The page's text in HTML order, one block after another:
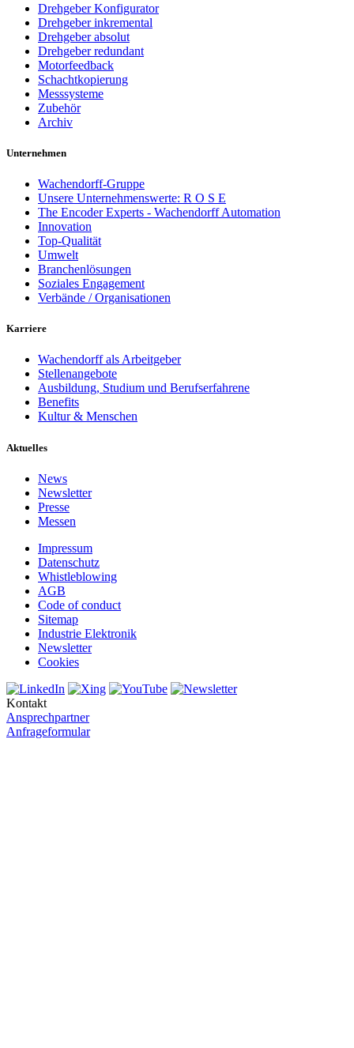
Drehgeber Konfigurator
Drehgeber inkremental
Drehgeber absolut
Drehgeber redundant
Motorfeedback
Schachtkopierung
Messsysteme
Zubehör
Archiv
Unternehmen
Wachendorff-Gruppe
Unsere Unternehmenswerte: R O S E
The Encoder Experts - Wachendorff Automation
Innovation
Top-Qualität
Umwelt
Branchenlösungen
Soziales Engagement
Verbände / Organisationen
Karriere
Wachendorff als Arbeitgeber
Stellenangebote
Ausbildung, Studium und Berufserfahrene
Benefits
Kultur & Menschen
Aktuelles
News
Newsletter
Presse
Messen
Impressum
Datenschutz
Whistleblowing
AGB
Code of conduct
Sitemap
Industrie Elektronik
Newsletter
Cookies
Kontakt
Ansprechpartner
Anfrageformular